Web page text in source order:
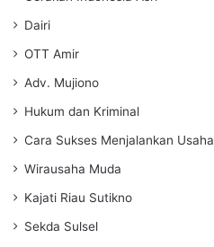
Dairi
OTT Amir
Adv. Mujiono
Hukum dan Kriminal
Cara Sukses Menjalankan Usaha
Wirausaha Muda
Kajati Riau Sutikno
Sekda Sulsel